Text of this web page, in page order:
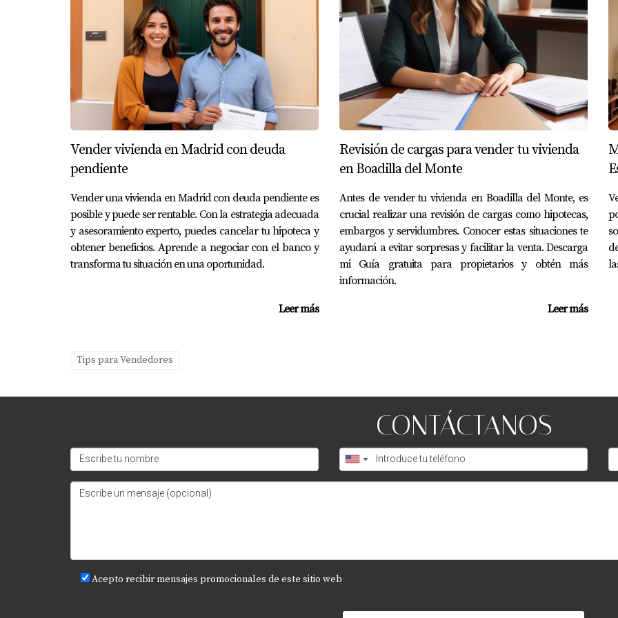
REFLEXIONES FINALES
Entender qué debe incluir un contrato de arras es crucial para cualquier persona que desee comprar o vender
solo proporciona seguridad y claridad a ambas partes, sino que también facilita la transición hacia la firma
bien redactado y equilibrado es una garantía de que sus intereses estarán protegidos durante todo el
paso hacia la propiedad de sus sueños o el vendedor que busca realizar una transacción exitosa, el
PREGUNTAS FRECUENTES
¿Qué sucede si no se firma el contrato de compraventa después del contrato de arras?
Si las partes no cumplen con la firma del contrato de compraventa tras la entrega de las arras, la parte
contrato o exigir la devolución de las arras según el tipo de arras firmado.
¿Puedo recuperar las arras si decido no comprar?
Dependerá del tipo de arras que haya firmado. En un contrato de arras penitenciales, puede desistirse, pero
confirmatorias, puede tener derecho a reclamar la cantidad en caso de incumplimiento del vendedor.
No es obligatorio, pero se recomienda registrarlo para mayor seguridad jurídica y para tener un respaldo en
En tal caso, el comprador puede exigir el cumplimiento del contrato o solicitar la devolución de las arras,
¿Cuáles son los errores comunes al firmar un contrato de arras?
Los errores comunes incluyen no detallar adecuadamente las condiciones de pago, no especificar las
cláusulas adicionales que podrían ser relevantes en el futuro.
Vender vivienda en Madrid con deuda
pendiente
Vender una vivienda en Madrid con deuda pendiente es
posible y puede ser rentable. Con la estrategia adecuada
y asesoramiento experto, puedes cancelar tu hipoteca y
obtener beneficios. Aprende a negociar con el banco y
transforma tu situación en una oportunidad.
Leer más
Revisión de cargas para vender tu vivienda
en Boadilla del Monte
Antes de vender tu vivienda en Boadilla del Monte, es
crucial realizar una revisión de cargas como hipotecas,
embargos y servidumbres. Conocer estas situaciones te
ayudará a evitar sorpresas y facilitar la venta. Descarga
mi Guía gratuita para propietarios y obtén más
información.
Leer más
Tips para Vendedores
CONTÁCTANOS
Acepto recibir mensajes promocionales de este sitio web